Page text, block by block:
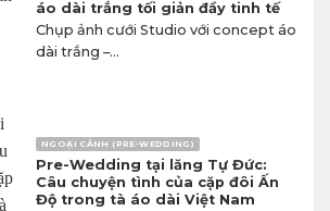
áo dài trắng tối giản đầy tinh tế
Chụp ảnh cưới Studio với concept áo
dài trắng –...
NGOẠI CẢNH (PRE-WEDDING)
Pre-Wedding tại lăng Tự Đức:
Câu chuyện tình của cặp đôi Ấn
Độ trong tà áo dài Việt Nam